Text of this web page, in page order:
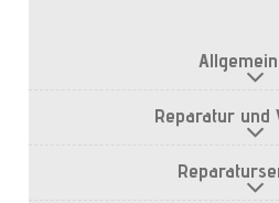
Reparatur und